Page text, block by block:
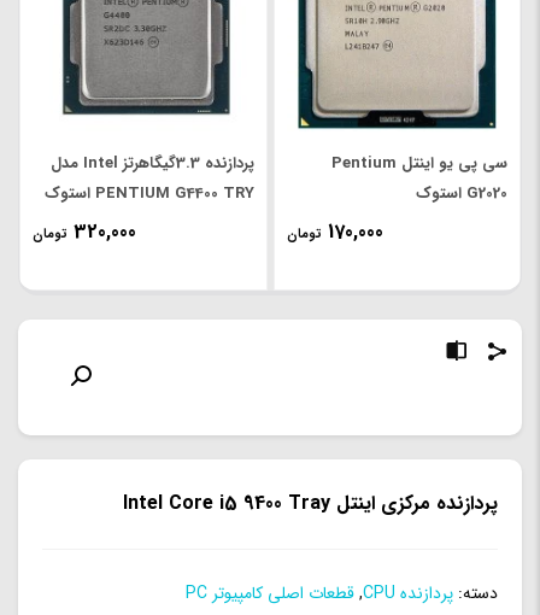
سی پی یو اینتل Pentium
G2020 استوک
170,000 تومان
پردازنده 3.3گیگاهرتز Intel مدل
PENTIUM G4400 TRY استوک
320,000 تومان
پردازنده مرکزی اینتل Intel Core i5 9400 Tray
دسته: پردازنده CPU ,قطعات اصلی کامپیوتر PC